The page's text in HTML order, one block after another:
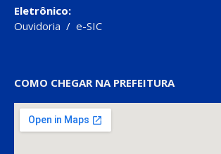
Eletrônico:
Ouvidoria / e-SIC
COMO CHEGAR NA PREFEITURA